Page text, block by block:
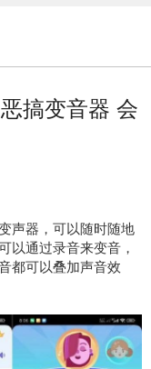
搞变音器 会
声器，可以随时随地
以通过录音来变音，
都可以叠加声音效